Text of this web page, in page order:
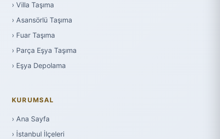
› Villa Taşıma
› Asansörlü Taşıma
› Fuar Taşıma
› Parça Eşya Taşıma
› Eşya Depolama
KURUMSAL
› Ana Sayfa
› İstanbul İlçeleri